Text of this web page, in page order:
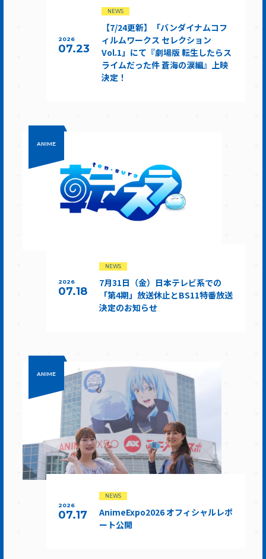
2026
07.23
NEWS
【7/24更新】「バンダイナムコフ
ィルムワークス セレクション
Vol.1」にて『劇場版 転生したらス
ライムだった件 蒼海の涙編』上映
決定！
ANIME
2026
07.18
NEWS
7月31日（金）日本テレビ系での
「第4期」放送休止とBS11特番放送
決定のお知らせ
ANIME
2026
07.17
NEWS
AnimeExpo2026 オフィシャルレポ
ート公開